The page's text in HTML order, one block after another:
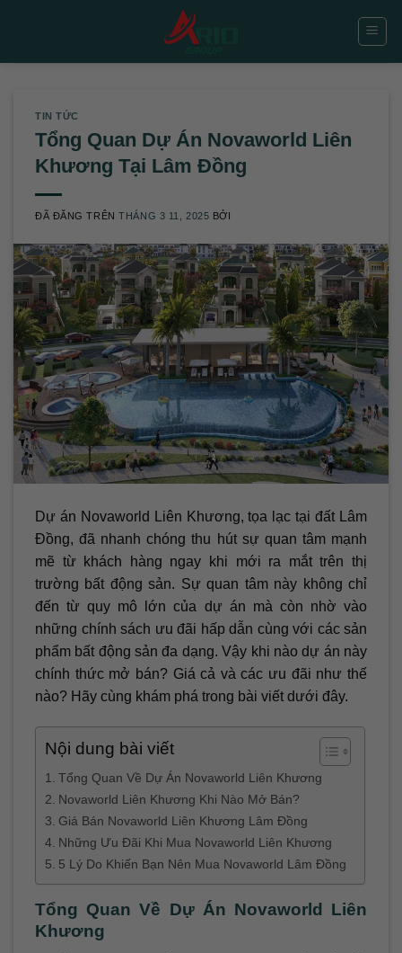
TIN TỨC
Tổng Quan Dự Án Novaworld Liên
Khương Tại Lâm Đồng
ĐÃ ĐĂNG TRÊNTHÁNG 3 11, 2025 BỞI
Dự án Novaworld Liên Khương, tọa lạc tại đất Lâm
Đồng, đã nhanh chóng thu hút sự quan tâm mạnh
mẽ từ khách hàng ngay khi mới ra mắt trên thị
trường bất động sản. Sự quan tâm này không chỉ
đến từ quy mô lớn của dự án mà còn nhờ vào
những chính sách ưu đãi hấp dẫn cùng với các sản
phẩm bất động sản đa dạng. Vậy khi nào dự án này
chính thức mở bán? Giá cả và các ưu đãi như thế
nào? Hãy cùng khám phá trong bài viết dưới đây.
Nội dung bài viết
Tổng Quan Về Dự Án Novaworld Liên Khương
Novaworld Liên Khương Khi Nào Mở Bán?
Giá Bán Novaworld Liên Khương Lâm Đồng
Những Ưu Đãi Khi Mua Novaworld Liên Khương
5 Lý Do Khiến Bạn Nên Mua Novaworld Lâm Đồng
Tổng Quan Về Dự Án Novaworld Liên
Khương